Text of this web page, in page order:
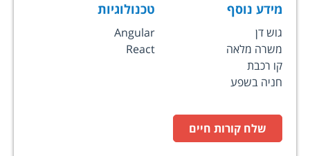
מידע נוסף
גוש דן
משרה מלאה
קו רכבת
חניה בשפע
טכנולוגיות
Angular
React
שלח קורות חיים